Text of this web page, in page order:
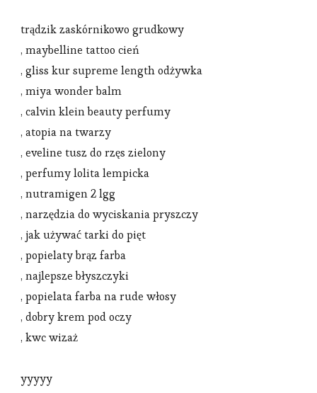
trądzik zaskórnikowo grudkowy
, maybelline tattoo cień
, gliss kur supreme length odżywka
, miya wonder balm
, calvin klein beauty perfumy
, atopia na twarzy
, eveline tusz do rzęs zielony
, perfumy lolita lempicka
, nutramigen 2 lgg
, narzędzia do wyciskania pryszczy
, jak używać tarki do pięt
, popielaty brąz farba
, najlepsze błyszczyki
, popielata farba na rude włosy
, dobry krem pod oczy
, kwc wizaż
yyyyy